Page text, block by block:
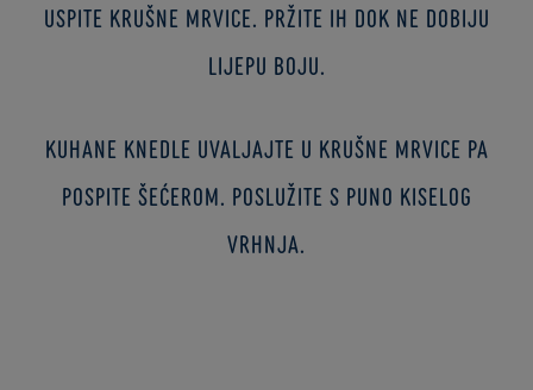
uspite krušne mrvice. Pržite ih dok ne dobiju
lijepu boju.
Kuhane knedle uvaljajte u krušne mrvice pa
pospite šećerom. Poslužite s puno kiselog
vrhnja.